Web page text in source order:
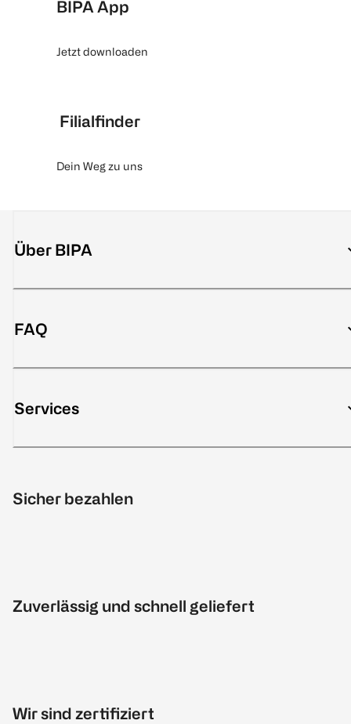
BIPA App
Jetzt downloaden
Filialfinder
Dein Weg zu uns
Über BIPA
FAQ
Services
Sicher bezahlen
Zuverlässig und schnell geliefert
Wir sind zertifiziert